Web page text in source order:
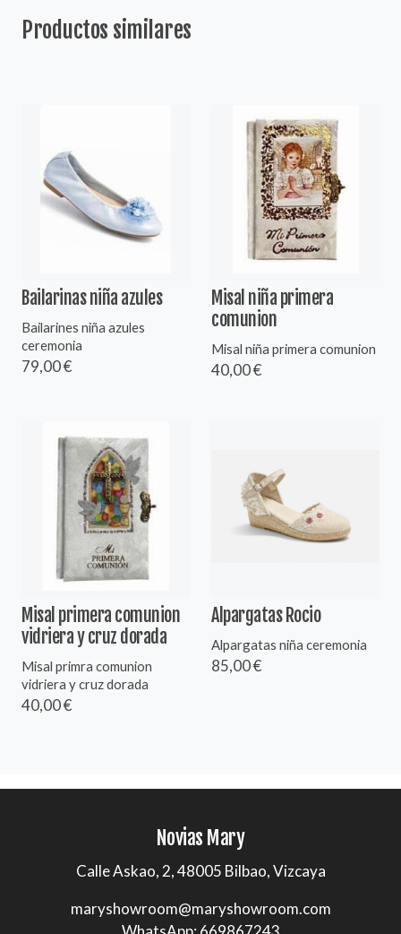
Productos similares
Bailarinas niña azules
Bailarines niña azules
ceremonia
79,00 €
Misal niña primera
comunion
Misal niña primera comunion
40,00 €
Misal primera comunion
vidriera y cruz dorada
Misal primra comunion
vidriera y cruz dorada
40,00 €
Alpargatas Rocio
Alpargatas niña ceremonia
85,00 €
Novias Mary
Calle Askao, 2, 48005 Bilbao, Vizcaya
maryshowroom@maryshowroom.com